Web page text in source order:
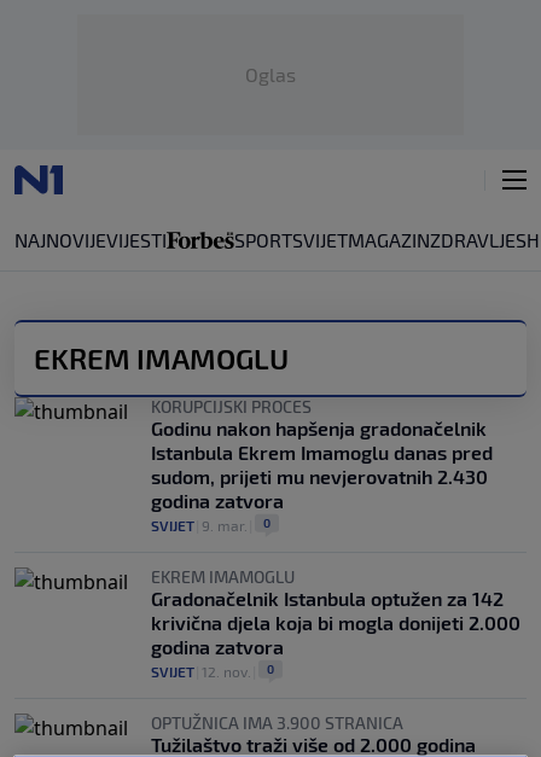
Oglas
NAJNOVIJEVIJESTI SPORTSVIJETMAGAZINZDRAVLJE
EKREM IMAMOGLU
KORUPCIJSKI PROCES
Godinu nakon hapšenja gradonačelnik
Istanbula Ekrem Imamoglu danas pred
sudom, prijeti mu nevjerovatnih 2.430
godina zatvora
SVIJET 9. mar. 0
EKREM IMAMOGLU
Gradonačelnik Istanbula optužen za 142
krivična djela koja bi mogla donijeti 2.000
godina zatvora
SVIJET 12. nov. 0
OPTUŽNICA IMA 3.900 STRANICA
Tužilaštvo traži više od 2.000 godina